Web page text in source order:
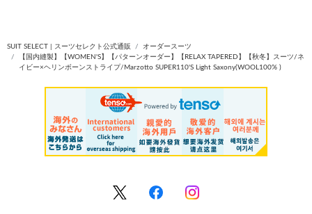
SUIT SELECT | スーツセレクト公式通販
オーダースーツ
【国内縫製】【WOMEN'S】【パターンオーダー】【RELAX TAPERED】【秋冬】スーツ/ネ
イビー×ヘリンボーンストライプ/Marzotto SUPER110'S Light Saxony(WOOL100% )